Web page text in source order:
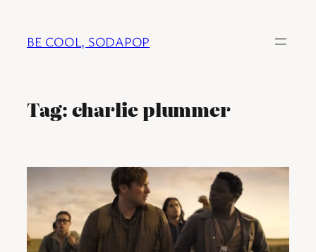
BE COOL, SODAPOP
Tag:charlie plummer